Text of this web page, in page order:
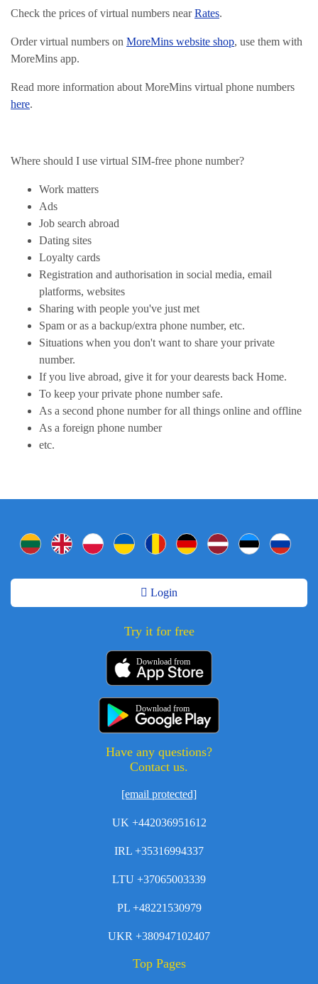
Check the prices of virtual numbers nearRates.
Order virtual numbers on MoreMins website shop, use them with
MoreMins app.
Read more information about MoreMins virtual phone numbers
here.
Where should I use virtual SIM-free phone number?
Work matters
Ads
Job search abroad
Dating sites
Loyalty cards
Registration and authorisation in social media, email
platforms, websites
Sharing with people you've just met
Spam or as a backup/extra phone number, etc.
Situations when you don't want to share your private
number.
If you live abroad, give it for your dearests back Home.
To keep your private phone number safe.
As a second phone number for all things online and offline
As a foreign phone number
etc.
Login
Try it for free
Download from
Download from
Have any questions?
Contact us.
[email protected]
UK +442036951612
IRL +35316994337
LTU +37065003339
PL +48221530979
UKR +380947102407
Top Pages